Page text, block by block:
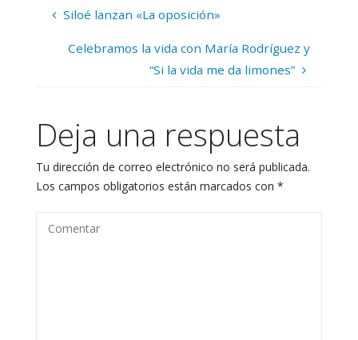
Siloé lanzan «La oposición»
Celebramos la vida con María Rodríguez y
“Si la vida me da limones”
Deja una respuesta
Tu dirección de correo electrónico no será publicada.
Los campos obligatorios están marcados con *